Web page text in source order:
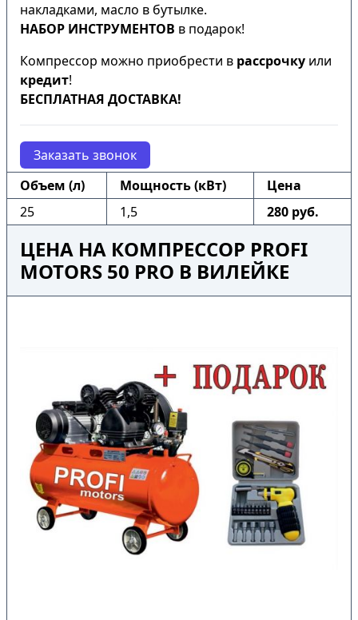
накладками, масло в бутылке.
НАБОР ИНСТРУМЕНТОВ в подарок!
Компрессор можно приобрести в рассрочку или
кредит!
БЕСПЛАТНАЯ ДОСТАВКА!
Заказать звонок
Объем (л)
Мощность (кВт)
Цена
25
1,5 280 руб.
ЦЕНА НА КОМПРЕССОР PROFI
MOTORS 50 PRO В ВИЛЕЙКЕ